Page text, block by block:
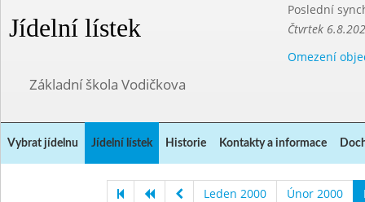
Jídelní lístek
Poslední
Čtvrtek
Omezení
Základní škola Vodičkova
Vybrat jídelnu Jídelní lístek Historie Kontakty a informace
Leden 2000 Únor 2000